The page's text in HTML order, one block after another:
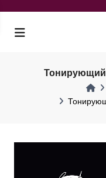
Тонирующий